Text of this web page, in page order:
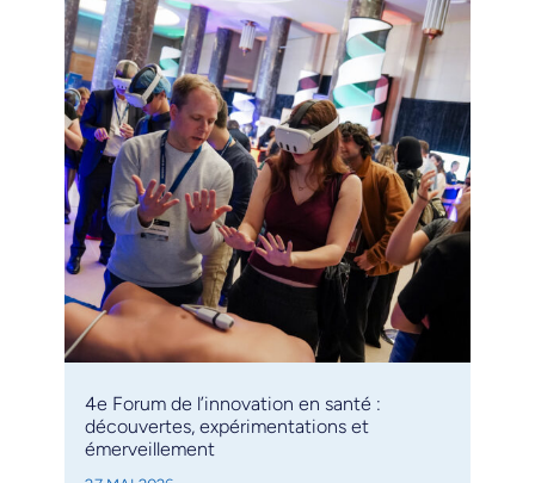
4e Forum de l’innovation en santé :
découvertes, expérimentations et
émerveillement